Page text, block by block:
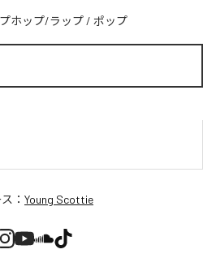
ホップ/ラップ / ポップ
： Young Scottie